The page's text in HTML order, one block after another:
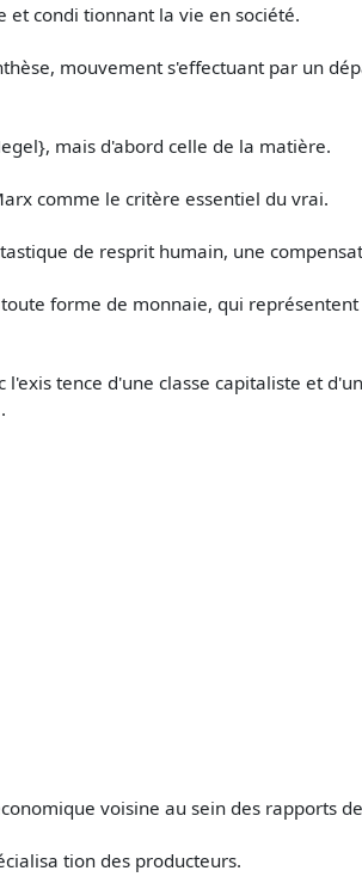
et condi­ tionnant la vie en société.
mouvement s'effectuant par un
mais d'abord celle de la matière.
comme le critère essentiel du vrai.
de resprit humain, une
forme de monnaie, qui
tence d'une classe capitaliste et
voisine au sein des rapports
tion des producteurs.